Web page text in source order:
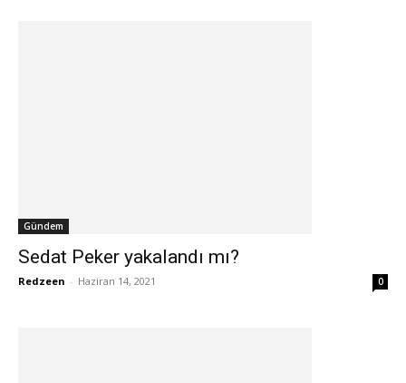
Gündem
Sedat Peker yakalandı mı?
Redzeen - Haziran 14, 2021 0